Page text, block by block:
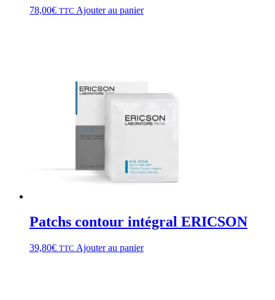
78,00€ TTC Ajouter au panier
Patchs contour intégral ERICSON
39,80€ TTC Ajouter au panier